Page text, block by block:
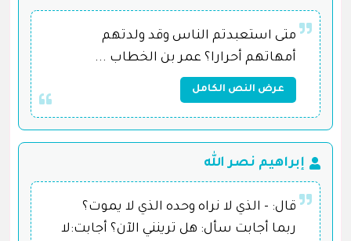
متى استعبدتم الناس وقد ولدتهم
أمهاتهم أحرارا؟ عمر بن الخطاب ...
عرض النص الكامل
إبراهيم نصر الله
قال: - الذي لا نراه وحده الذي لا يموت؟
ربما أجابت سأل: هل ترينني الآن؟ أجابت:لا